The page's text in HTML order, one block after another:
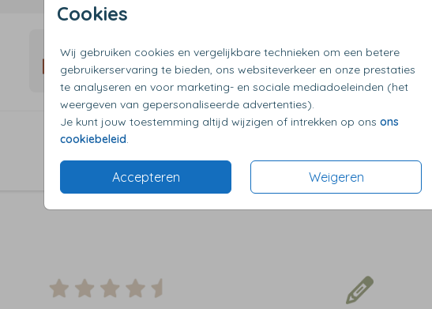
Cookies
Wij gebruiken cookies en vergelijkbare technieken om een betere
gebruikerservaring te bieden, ons websiteverkeer en onze prestaties
te analyseren en voor marketing- en sociale mediadoeleinden (het
weergeven van gepersonaliseerde advertenties).
Je kunt jouw toestemming altijd wijzigen of intrekken op ons ons
cookiebeleid
Accepteren Weigeren